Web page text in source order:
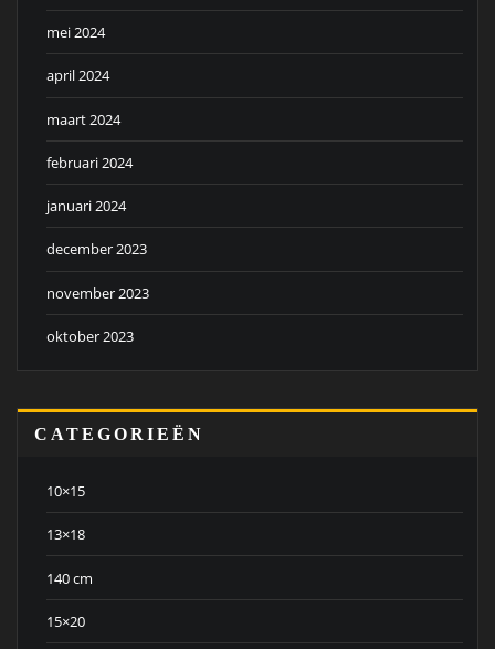
mei 2024
april 2024
maart 2024
februari 2024
januari 2024
december 2023
november 2023
oktober 2023
CATEGORIEËN
10×15
13×18
140 cm
15×20